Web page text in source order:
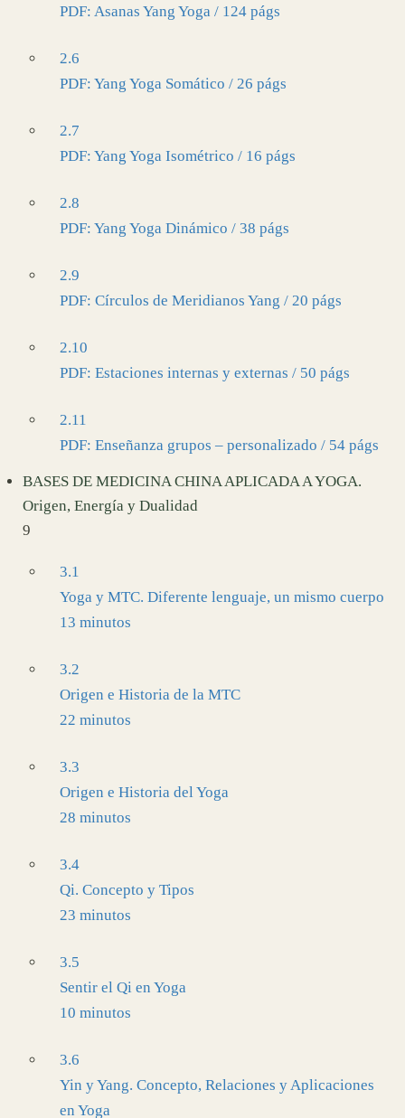
PDF: Asanas Yang Yoga / 124 págs
2.6
PDF: Yang Yoga Somático / 26 págs
2.7
PDF: Yang Yoga Isométrico / 16 págs
2.8
PDF: Yang Yoga Dinámico / 38 págs
2.9
PDF: Círculos de Meridianos Yang / 20 págs
2.10
PDF: Estaciones internas y externas / 50 págs
2.11
PDF: Enseñanza grupos – personalizado / 54 págs
BASES DE MEDICINA CHINA APLICADA A YOGA.
Origen, Energía y Dualidad
9
3.1
Yoga y MTC. Diferente lenguaje, un mismo cuerpo
13 minutos
3.2
Origen e Historia de la MTC
22 minutos
3.3
Origen e Historia del Yoga
28 minutos
3.4
Qi. Concepto y Tipos
23 minutos
3.5
Sentir el Qi en Yoga
10 minutos
3.6
Yin y Yang. Concepto, Relaciones y Aplicaciones
en Yoga